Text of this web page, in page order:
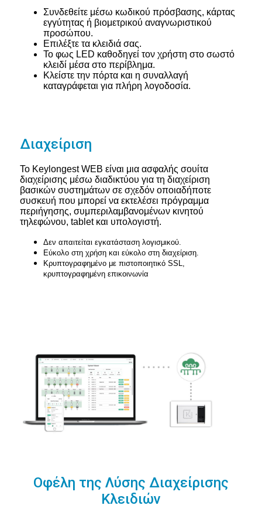
Συνδεθείτε μέσω κωδικού πρόσβασης, κάρτας
εγγύτητας ή βιομετρικού αναγνωριστικού
προσώπου.
Επιλέξτε τα κλειδιά σας.
Το φως LED καθοδηγεί τον χρήστη στο σωστό
κλειδί μέσα στο περίβλημα.
Κλείστε την πόρτα και η συναλλαγή
καταγράφεται για πλήρη λογοδοσία.
Διαχείριση
Το Keylongest WEB είναι μια ασφαλής σουίτα
διαχείρισης μέσω διαδικτύου για τη διαχείριση
βασικών συστημάτων σε σχεδόν οποιαδήποτε
συσκευή που μπορεί να εκτελέσει πρόγραμμα
περιήγησης, συμπεριλαμβανομένων κινητού
τηλεφώνου, tablet και υπολογιστή.
Δεν απαιτείται εγκατάσταση λογισμικού.
Εύκολο στη χρήση και εύκολο στη διαχείριση.
Κρυπτογραφημένο με πιστοποιητικό SSL,
κρυπτογραφημένη επικοινωνία
Οφέλη της Λύσης Διαχείρισης
Κλειδιών